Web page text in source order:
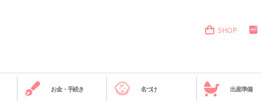
SHOP
お金・手続き 名づけ 出産準備